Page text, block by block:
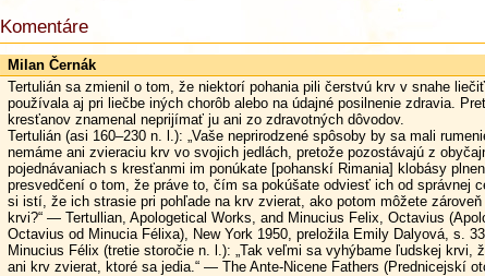
Komentáre
Milan Černák
Tertulián sa zmienil o tom, že niektorí pohania pili čerstvú krv v snahe
používala aj pri liečbe iných chorôb alebo na údajné posilnenie zdravia.
kresťanov znamenal neprijímať ju ani zo zdravotných dôvodov.
Tertulián (asi 160–230 n. l.): „Vaše neprirodzené spôsoby by sa mali
nemáme ani zvieraciu krv vo svojich jedlách, pretože pozostávajú z
pojednávaniach s kresťanmi im ponúkate [pohanskí Rimania] klobásy
presvedčení o tom, že práve to, čím sa pokúšate odviesť ich od správnej
si istí, že ich strasie pri pohľade na krv zvierat, ako potom môžete
krvi?“ — Tertullian, Apologetical Works, and Minucius Felix, Octavius
Octavius od Minucia Félixa), New York 1950, preložila Emily Dalyová, s.
Minucius Félix (tretie storočie n. l.): „Tak veľmi sa vyhýbame ľudskej krvi,
ani krv zvierat, ktoré sa jedia.“ — The Ante-Nicene Fathers (Prednicejskí